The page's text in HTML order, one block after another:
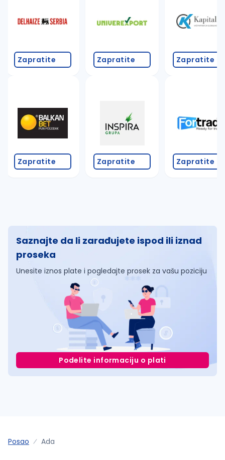
Zapratite
Zapratite
Zapratite
Zapratite
Zapratite
Zapratite
Saznajte da li zarađujete ispod ili iznad
proseka
Unesite iznos plate i pogledajte prosek za vašu poziciju
Podelite informaciju o plati
Posao Ada